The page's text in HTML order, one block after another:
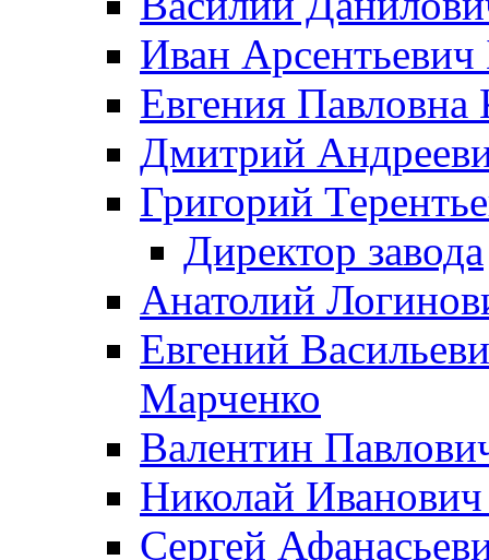
Иван
Евгения Павловна
Дмитрий
Григорий
Директор завода
Анатолий
Евгений
Марченко
Валентин
Николай Иванович
Сергей